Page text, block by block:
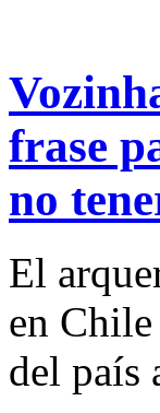
frase
no
El
en
del país